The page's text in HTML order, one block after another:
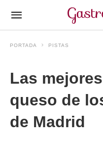
PORTADA PISTAS
Las
queso de
de Madrid